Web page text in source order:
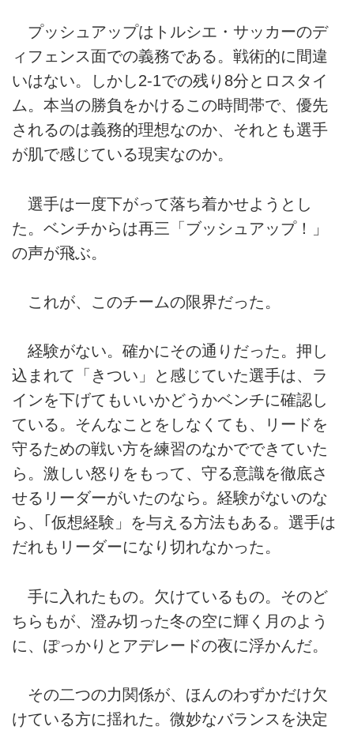
プッシュアップはトルシエ・サッカーのデ
ィフェンス面での義務である。戦術的に間違
いはない。しかし2-1での残り8分とロスタイ
ム。本当の勝負をかけるこの時間帯で、優先
されるのは義務的理想なのか、それとも選手
が肌で感じている現実なのか。
選手は一度下がって落ち着かせようとし
た。ベンチからは再三「ブッシュアップ！」
の声が飛ぶ。
これが、このチームの限界だった。
経験がない。確かにその通りだった。押し
込まれて「きつい」と感じていた選手は、ラ
インを下げてもいいかどうかベンチに確認し
ている。そんなことをしなくても、リードを
守るための戦い方を練習のなかでできていた
ら。激しい怒りをもって、守る意識を徹底さ
せるリーダーがいたのなら。経験がないのな
ら、｢仮想経験」を与える方法もある。選手は
だれもリーダーになり切れなかった。
手に入れたもの。欠けているもの。そのど
ちらもが、澄み切った冬の空に輝く月のよう
に、ぽっかりとアデレードの夜に浮かんだ。
その二つの力関係が、ほんのわずかだけ欠
けている方に揺れた。微妙なバランスを決定